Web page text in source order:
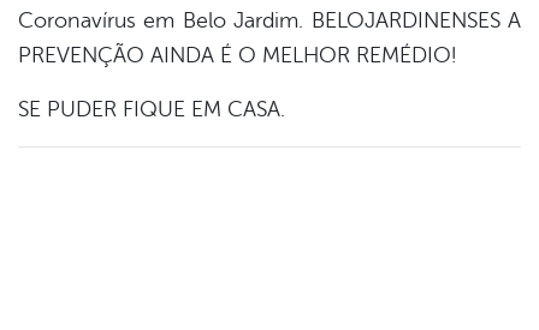
Coronavírus em Belo Jardim. BELOJARDINENSES A
PREVENÇÃO AINDA É O MELHOR REMÉDIO!
SE PUDER FIQUE EM CASA.